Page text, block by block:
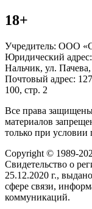
18+
Учредитель: ООО
Юридический адрес:
Нальчик, ул.
Почтовый адрес:
100, стр. 2
Все права
материалов
только при условии
Copyright © 1989-
Свидетельство о
25.12.2020 г.,
сфере связи,
коммуникаций.